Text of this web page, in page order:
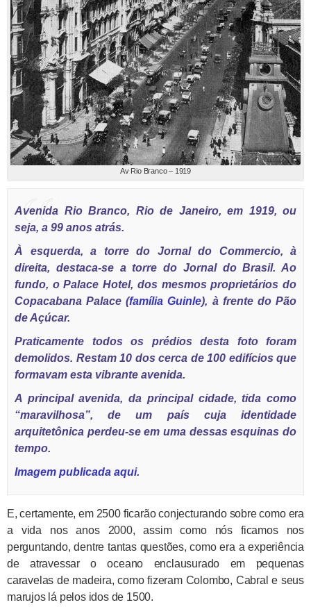
Av Rio Branco – 1919
Avenida Rio Branco, Rio de Janeiro, em 1919, ou
seja, a 99 anos atrás.
À esquerda, a torre do Jornal do Commercio, à
direita, destaca-se a torre do Jornal do Brasil. Ao
fundo, o Palace Hotel, dos mesmos proprietários do
Copacabana Palace (família Guinle), à frente do Pão
de Açúcar.
Praticamente todos os prédios desta foto foram
demolidos. Restam 10 dos cerca de 100 edifícios que
formavam esta vibrante avenida.
A principal avenida, da principal cidade, tida como
“maravilhosa”, de um país cuja identidade
arquitetônica perdeu-se em uma dessas esquinas do
tempo.
Imagem publicada aqui.
E, certamente, em 2500 ficarão conjecturando sobre como era
a vida nos anos 2000, assim como nós ficamos nos
perguntando, dentre tantas questões, como era a experiência
de atravessar o oceano enclausurado em pequenas
caravelas de madeira, como fizeram Colombo, Cabral e seus
marujos lá pelos idos de 1500.